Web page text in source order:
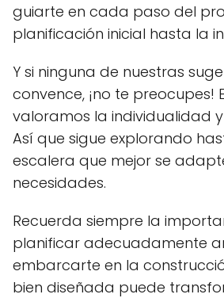
guiarte en cada paso del
planificación inicial hasta la
Y si ninguna de nuestras
convence, ¡no te preocupes!
valoramos la individualidad
Así que sigue explorando
escalera que mejor se
necesidades.
Recuerda siempre la
planificar adecuadamente
embarcarte en la
bien diseñada puede